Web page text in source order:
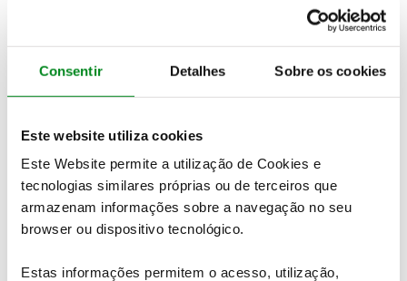
Consentir Detalhes Sobre os cookies
Este website utiliza cookies
Este Website permite a utilização de Cookies e
tecnologias similares próprias ou de terceiros que
armazenam informações sobre a navegação no seu
browser ou dispositivo tecnológico.
Estas informações permitem o acesso, utilização,